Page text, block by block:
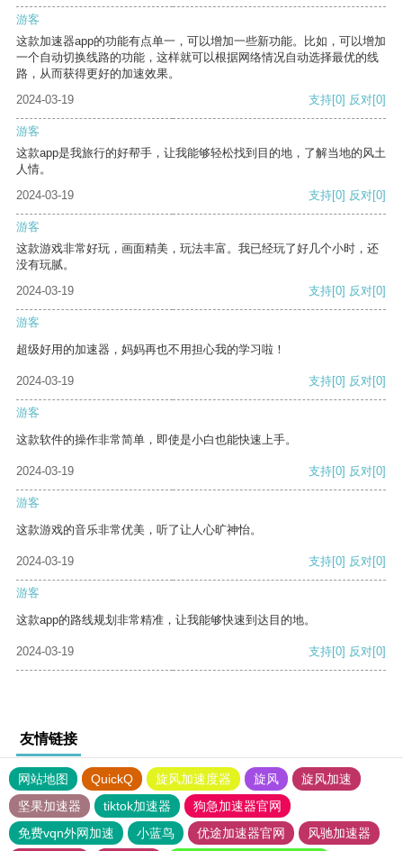
游客
这款加速器app的功能有点单一，可以增加一些新功能。比如，可以增加
一个自动切换线路的功能，这样就可以根据网络情况自动选择最优的线
路，从而获得更好的加速效果。
2024-03-19
支持[0] 反对[0]
游客
这款app是我旅行的好帮手，让我能够轻松找到目的地，了解当地的风土
人情。
2024-03-19
支持[0] 反对[0]
游客
这款游戏非常好玩，画面精美，玩法丰富。我已经玩了好几个小时，还
没有玩腻。
2024-03-19
支持[0] 反对[0]
游客
超级好用的加速器，妈妈再也不用担心我的学习啦！
2024-03-19 支持[0] 反对[0]
游客
这款软件的操作非常简单，即使是小白也能快速上手。
2024-03-19 支持[0] 反对[0]
游客
这款游戏的音乐非常优美，听了让人心旷神怡。
2024-03-19 支持[0] 反对[0]
游客
这款app的路线规划非常精准，让我能够快速到达目的地。
2024-03-19 支持[0] 反对[0]
友情链接
网站地图 QuickQ 旋风加速度器 旋风
旋风加速
坚果加速器
tiktok加速器
狗急加速器官网
免费vqn外网加速
小蓝鸟 优途加速器官网 风驰加速器